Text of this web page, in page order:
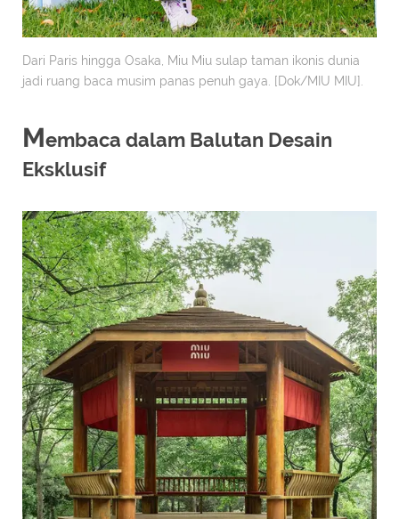
Dari Paris hingga Osaka, Miu Miu sulap taman ikonis dunia
jadi ruang baca musim panas penuh gaya. [Dok/MIU MIU].
Membaca dalam Balutan Desain
Eksklusif